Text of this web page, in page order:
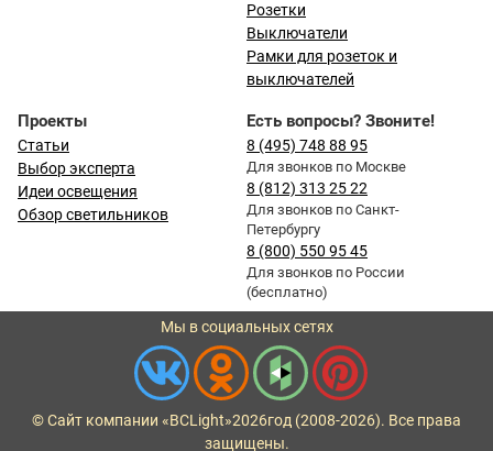
Розетки
Выключатели
Рамки для розеток и
выключателей
Проекты
Статьи
Выбор эксперта
Идеи освещения
Обзор светильников
Есть вопросы? Звоните!
8 (495) 748 88 95
Для звонков по Москве
8 (812) 313 25 22
Для звонков по Санкт-
Петербургу
8 (800) 550 95 45
Для звонков по России
(бесплатно)
Мы в социальных сетях
© Сайт компании «BCLight»2026год (2008-2026). Все права
защищены.